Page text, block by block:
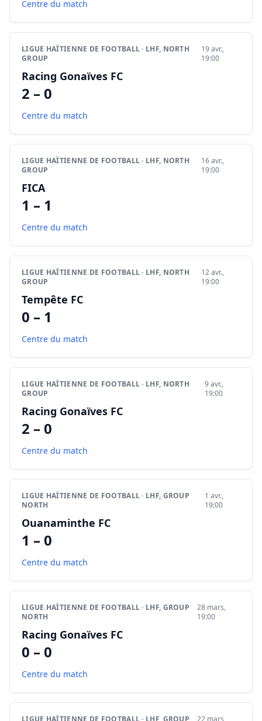
Centre du match
LIGUE HAÏTIENNE DE FOOTBALL · LHF, NORTH
GROUP
19 avr.,
19:00
Racing Gonaïves FC
2 – 0
Centre du match
LIGUE HAÏTIENNE DE FOOTBALL · LHF, NORTH
GROUP
16 avr.,
19:00
FICA
1 – 1
Centre du match
LIGUE HAÏTIENNE DE FOOTBALL · LHF, NORTH
GROUP
12 avr.,
19:00
Tempête FC
0 – 1
Centre du match
LIGUE HAÏTIENNE DE FOOTBALL · LHF, NORTH
GROUP
9 avr.,
19:00
Racing Gonaïves FC
2 – 0
Centre du match
LIGUE HAÏTIENNE DE FOOTBALL · LHF, GROUP
NORTH
1 avr.,
19:00
Ouanaminthe FC
1 – 0
Centre du match
LIGUE HAÏTIENNE DE FOOTBALL · LHF, GROUP
NORTH
28 mars,
19:00
Racing Gonaïves FC
0 – 0
Centre du match
LIGUE HAÏTIENNE DE FOOTBALL · LHF, GROUP 22 mars,